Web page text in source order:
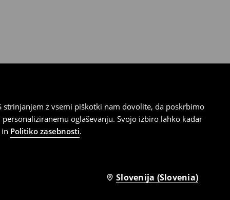
z vsemi piškotki nam dovolite, da poskrbimo
oglaševanju. Svojo izbiro lahko kadar
in Politiko zasebnosti.
Slovenija (Slovenia)